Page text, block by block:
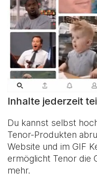
Inhalte jederzeit
Du kannst selbst
Tenor-Produkten
Website und im GIF
ermöglicht Tenor die
mehr.